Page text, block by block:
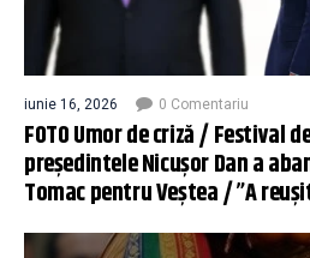
iunie 16, 2026 0 Comentariu
FOTO Umor de criză / Festival
președintele Nicușor Dan a
Tomac pentru Veștea / ”A